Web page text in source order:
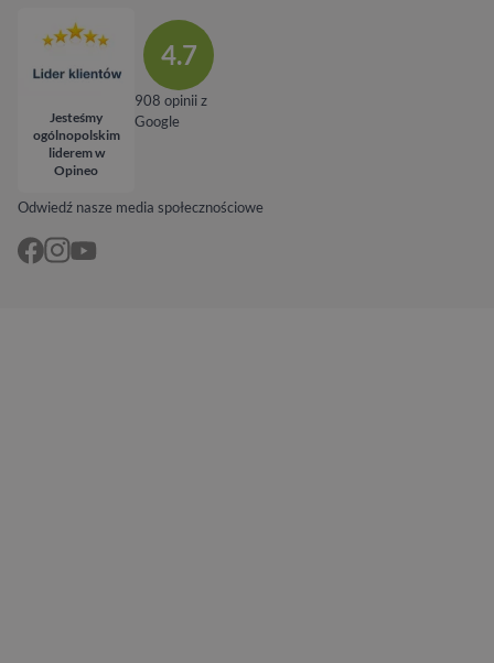
Odwiedź nasze media społecznościowe
Jesteśmy
ogólnopolskim
liderem w
Opineo
4.7
908 opinii z
Google